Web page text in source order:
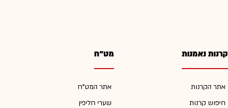
קרנות נאמנות
אתר הקרנות
חיפוש קרנות
מט"ח
אתר המט"ח
שערי חליפין